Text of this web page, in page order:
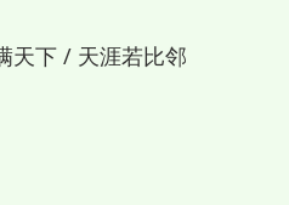
天下 / 天涯若比邻